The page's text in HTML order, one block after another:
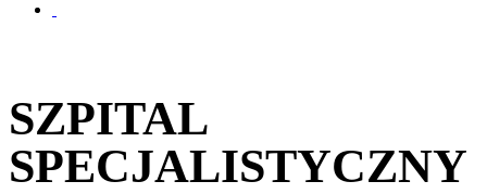
SZPITAL
SPECJALISTYCZNY